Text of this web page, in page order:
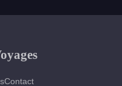
Contact